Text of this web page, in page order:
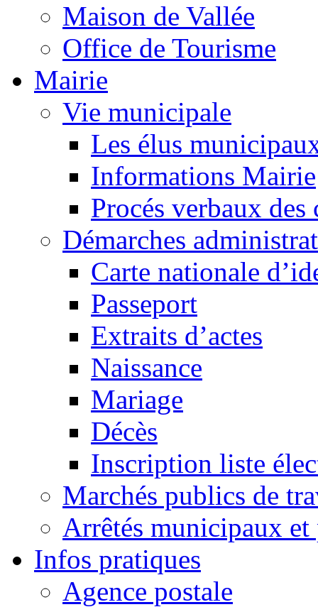
Maison de Vallée
Office de Tourisme
Mairie
Vie municipale
Les élus
Informations Mairie
Procés verbaux
Démarches
Carte nationale
Passeport
Extraits d’actes
Naissance
Mariage
Décès
Inscription liste
Marchés publics de
Arrêtés municipaux et
Infos pratiques
Agence postale